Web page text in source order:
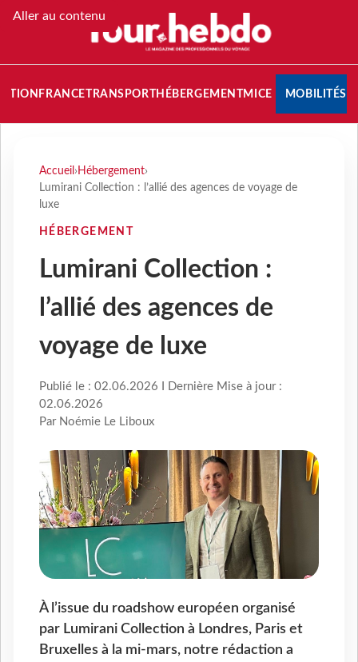
Aller au contenu
FRANCETRANSPORT HÉBERGEMENTMICE MOBILITÉS
Accueil › Hébergement›
Lumirani Collection : l’allié des agences de voyage de
luxe
HÉBERGEMENT
Lumirani Collection :
l’allié des agences de
voyage de luxe
Publié le : 02.06.2026 I Dernière Mise à jour :
02.06.2026
Par Noémie Le Liboux
À l’issue du roadshow européen organisé
par Lumirani Collection à Londres, Paris et
Bruxelles à la mi-mars, notre rédaction a